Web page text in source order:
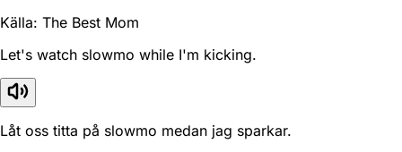
Källa: The Best Mom
Let's watch slowmo while I'm kicking.
Låt oss titta på slowmo medan jag sparkar.